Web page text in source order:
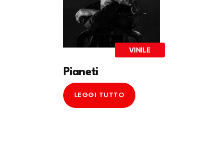
VINILE
Pianeti
LEGGI TUTTO